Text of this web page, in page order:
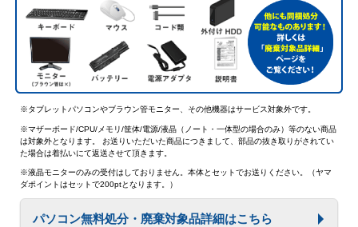
※タブレットパソコンやブラウン管モニター、その他機器はサービス対象外です。
※マザーボード/CPU/メモリ/筐体/電源/液晶（ノート・一体型の場合のみ）等のない商品
は対象外となります。 お送りいただいた商品につきまして、部品の抜き取りがされてい
た場合は着払いにて返送させて頂きます。
※液晶モニターのみの受付はしておりません。本体とセットでお送りください。（ヤマ
ダポイントはセットで200ptとなります。）
パソコン無料処分・廃棄対象品詳細はこちら